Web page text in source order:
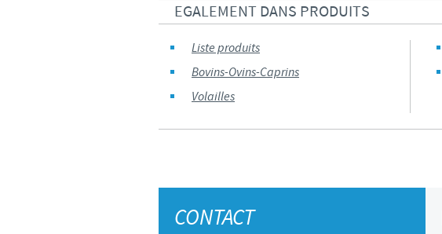
EGALEMENT DANS PRODUITS
Liste produits
Bovins-Ovins-Caprins
Volailles
CONTACT